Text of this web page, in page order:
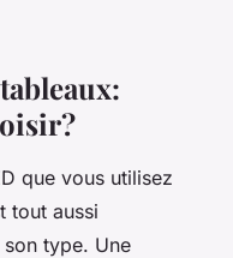
que vous utilisez
tout aussi
type. Une